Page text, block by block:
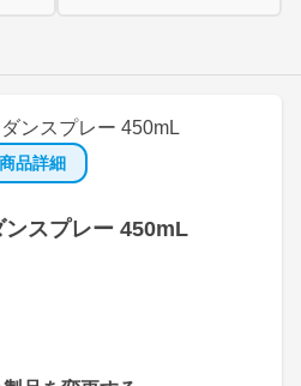
商品詳細
ンスプレー 450mL